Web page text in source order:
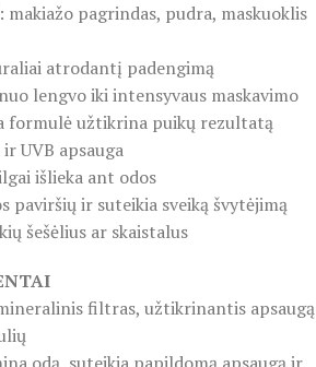
makiažo pagrindas, pudra, maskuoklis
atrodantį padengimą
lengvo iki intensyvaus maskavimo
formulė užtikrina puikų rezultatą
UVB apsauga
išlieka ant odos
paviršių ir suteikia sveiką švytėjimą
šešėlius ar skaistalus
filtras, užtikrinantis apsaugą